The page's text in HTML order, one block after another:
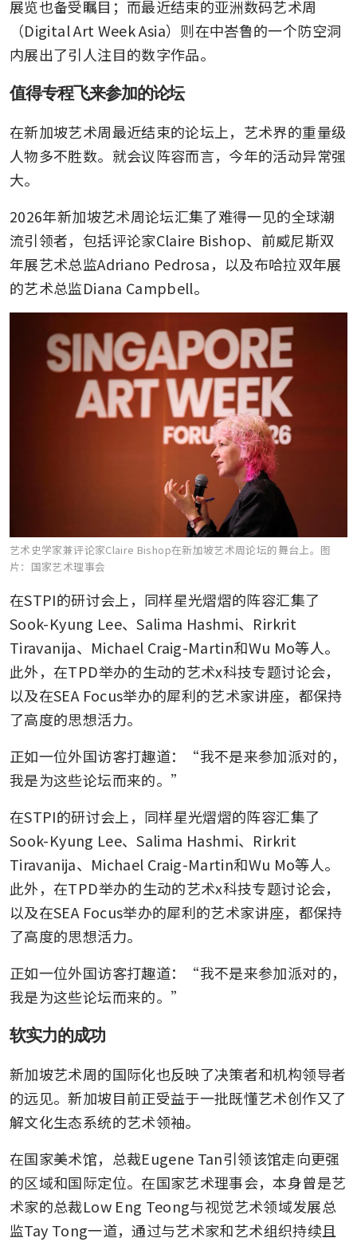
展览也备受瞩目；而最近结束的亚洲数码艺术周
（Digital Art Week Asia）则在中峇鲁的一个防空洞
内展出了引人注目的数字作品。
值得专程飞来参加的论坛
在新加坡艺术周最近结束的论坛上，艺术界的重量级
人物多不胜数。就会议阵容而言，今年的活动异常强
大。
2026年新加坡艺术周论坛汇集了难得一见的全球潮
流引领者，包括评论家Claire Bishop、前威尼斯双
年展艺术总监Adriano Pedrosa，以及布哈拉双年展
的艺术总监Diana Campbell。
艺术史学家兼评论家Claire Bishop在新加坡艺术周论坛的舞台上。 图
片：国家艺术理事会
在STPI的研讨会上，同样星光熠熠的阵容汇集了
Sook-Kyung Lee、Salima Hashmi、Rirkrit
Tiravanija、Michael Craig-Martin和Wu Mo等人。
此外，在TPD举办的生动的艺术x科技专题讨论会，
以及在SEA Focus举办的犀利的艺术家讲座，都保持
了高度的思想活力。
正如一位外国访客打趣道：“我不是来参加派对的，
我是为这些论坛而来的。”
在STPI的研讨会上，同样星光熠熠的阵容汇集了
Sook-Kyung Lee、Salima Hashmi、Rirkrit
Tiravanija、Michael Craig-Martin和Wu Mo等人。
此外，在TPD举办的生动的艺术x科技专题讨论会，
以及在SEA Focus举办的犀利的艺术家讲座，都保持
了高度的思想活力。
正如一位外国访客打趣道：“我不是来参加派对的，
我是为这些论坛而来的。”
软实力的成功
新加坡艺术周的国际化也反映了决策者和机构领导者
的远见。新加坡目前正受益于一批既懂艺术创作又了
解文化生态系统的艺术领袖。
在国家美术馆，总裁Eugene Tan引领该馆走向更强
的区域和国际定位。在国家艺术理事会，本身曾是艺
术家的总裁Low Eng Teong与视觉艺术领域发展总
监Tay Tong一道，通过与艺术家和艺术组织持续且